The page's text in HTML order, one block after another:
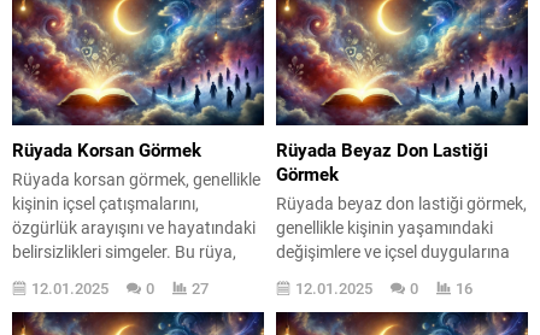
Rüyada Korsan Görmek
Rüyada korsan görmek, genellikle
kişinin içsel çatışmalarını,
özgürlük arayışını ve hayatındaki
belirsizlikleri simgeler. Bu rüya,
kişinin ruh halini ve yaşamındaki
mevcut durumunu yansıtmakla
kalmaz, aynı zamanda macera ve
12.01.2025 0 27
Rüyada Beyaz Don Lastiği
Görmek
Rüyada beyaz don lastiği görmek,
genellikle kişinin yaşamındaki
değişimlere ve içsel duygularına
işaret eder. Bu rüya, rüya
sahibinin ruh halini ve psikolojik
durumunu yansıtan sembollerle
12.01.2025 0 16